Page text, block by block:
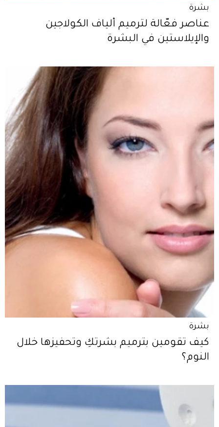
بشرة
عناصر فعّالة لترميم ألياف الكولاجين
والإيلاستين في البشرة
بشرة
كيف تقومين بترميم بشرتكِ وتحفيزها خلال
النوم؟